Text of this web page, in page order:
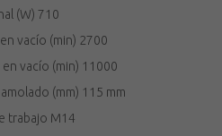
(W) 710
vacío (min) 2700
vacío (min) 11000
(mm) 115 mm
trabajo M14